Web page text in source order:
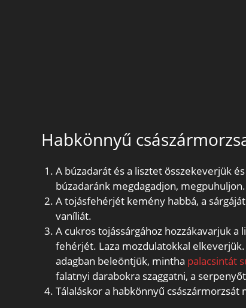
Habkönnyű
A búzadarát és a lisztet összekeverjük
búzadaránk megdagadjon, megpuhuljon.
A tojásfehérjét kemény habbá, a
vaníliát.
A cukros tojássárgához hozzákavarjuk
fehérjét. Laza mozdulatokkal
adagban beleöntjük, mintha palacsintát
falatnyi darabokra szaggatni, a
Tálaláskor a habkönnyű